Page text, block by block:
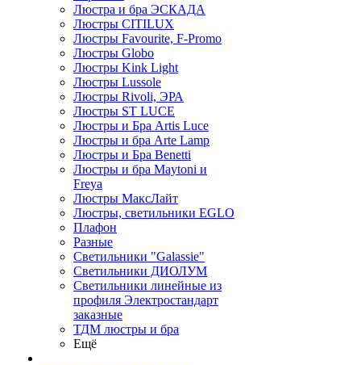
Люстра и бра ЭСКАДА
Люстры CITILUX
Люстры Favourite, F-Promo
Люстры Globo
Люстры Kink Light
Люстры Lussole
Люстры Rivoli, ЭРА
Люстры ST LUCE
Люстры и Бра Artis Luce
Люстры и бра Arte Lamp
Люстры и Бра Benetti
Люстры и бра Maytoni и
Freya
Люстры МаксЛайт
Люстры, светильники EGLO
Плафон
Разные
Светильники "Galassie"
Светильники ДИОЛУМ
Светильники линейные из
профиля Электростандарт
заказные
ТДМ люстры и бра
Ещё